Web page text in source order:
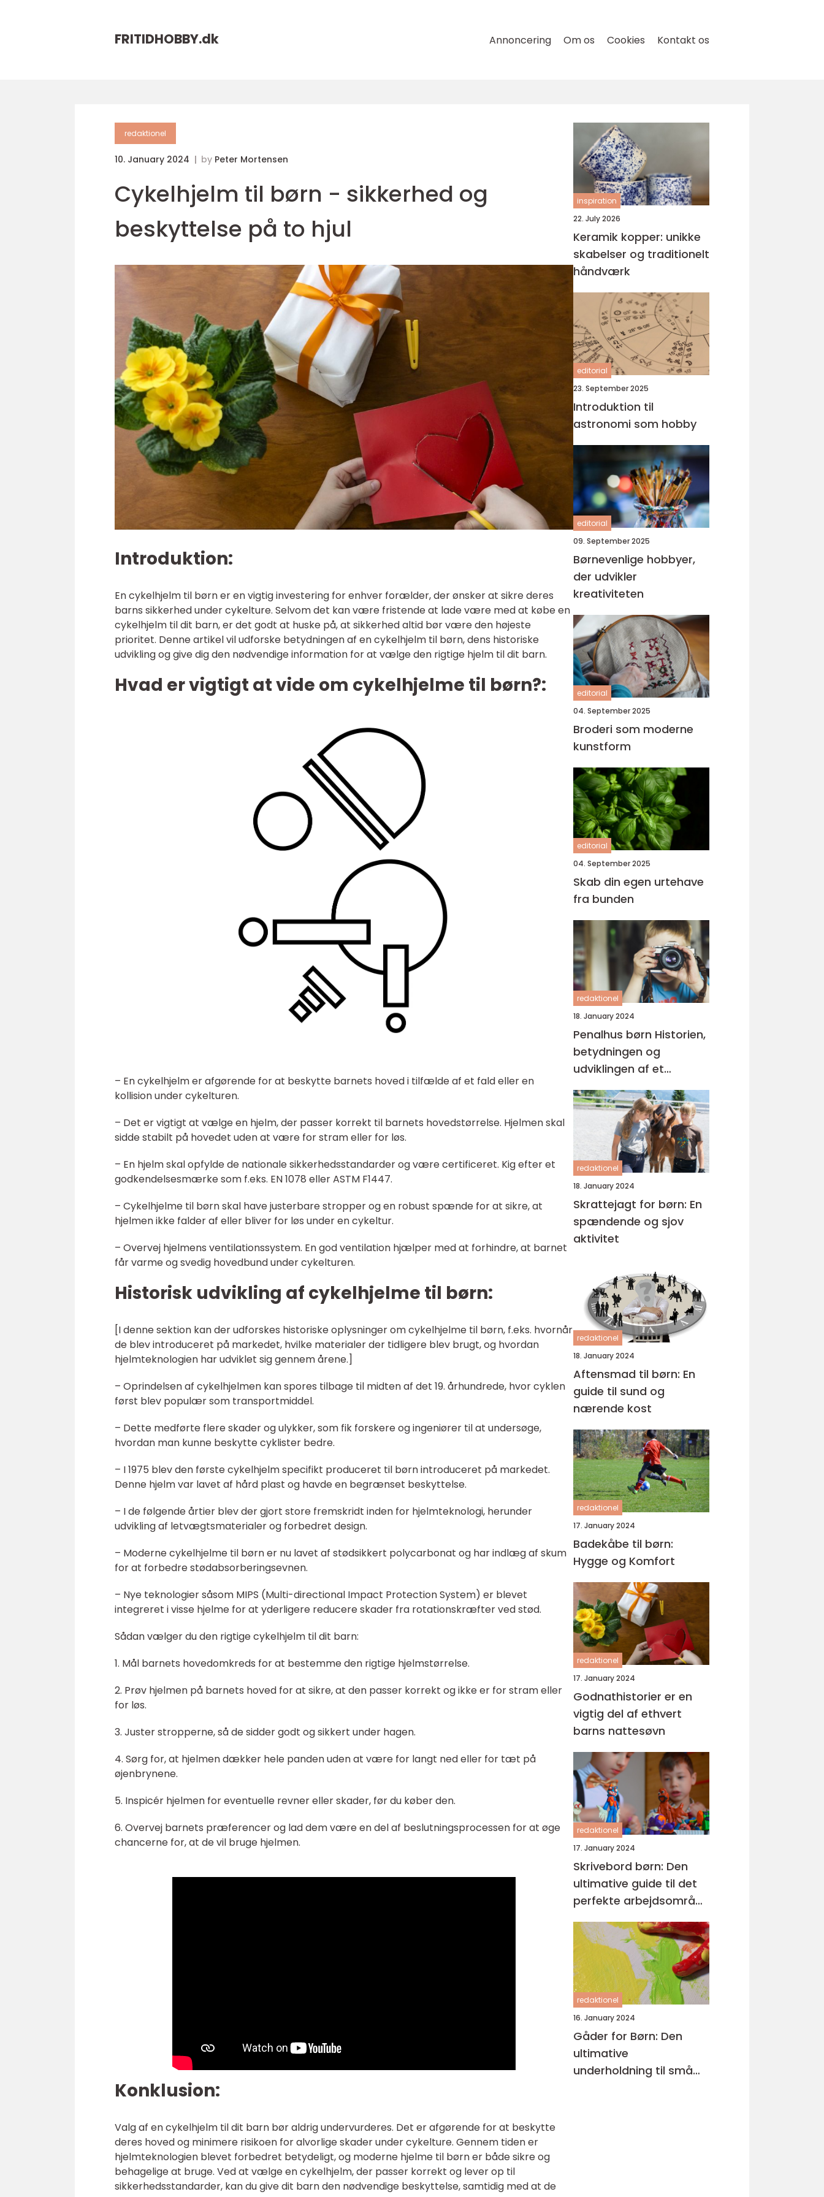
FRITIDHOBBY.dk Annoncering Om os Cookies Kontakt os
redaktionel
10. January 2024 by Peter Mortensen
Cykelhjelm til børn - sikkerhed og
beskyttelse på to hjul
Introduktion:
En cykelhjelm til børn er en vigtig investering for enhver forælder, der ønsker at sikre deres
barns sikkerhed under cykelture. Selvom det kan være fristende at lade være med at købe en
cykelhjelm til dit barn, er det godt at huske på, at sikkerhed altid bør være den højeste
prioritet. Denne artikel vil udforske betydningen af en cykelhjelm til børn, dens historiske
udvikling og give dig den nødvendige information for at vælge den rigtige hjelm til dit barn.
Hvad er vigtigt at vide om cykelhjelme til børn?:
– En cykelhjelm er afgørende for at beskytte barnets hoved i tilfælde af et fald eller en
kollision under cykelturen.
– Det er vigtigt at vælge en hjelm, der passer korrekt til barnets hovedstørrelse. Hjelmen skal
sidde stabilt på hovedet uden at være for stram eller for løs.
– En hjelm skal opfylde de nationale sikkerhedsstandarder og være certificeret. Kig efter et
godkendelsesmærke som f.eks. EN 1078 eller ASTM F1447.
– Cykelhjelme til børn skal have justerbare stropper og en robust spænde for at sikre, at
hjelmen ikke falder af eller bliver for løs under en cykeltur.
– Overvej hjelmens ventilationssystem. En god ventilation hjælper med at forhindre, at barnet
får varme og svedig hovedbund under cykelturen.
Historisk udvikling af cykelhjelme til børn:
[I denne sektion kan der udforskes historiske oplysninger om cykelhjelme til børn, f.eks. hvornår
de blev introduceret på markedet, hvilke materialer der tidligere blev brugt, og hvordan
hjelmteknologien har udviklet sig gennem årene.]
– Oprindelsen af cykelhjelmen kan spores tilbage til midten af det 19. århundrede, hvor cyklen
først blev populær som transportmiddel.
– Dette medførte flere skader og ulykker, som fik forskere og ingeniører til at undersøge,
hvordan man kunne beskytte cyklister bedre.
– I 1975 blev den første cykelhjelm specifikt produceret til børn introduceret på markedet.
Denne hjelm var lavet af hård plast og havde en begrænset beskyttelse.
– I de følgende årtier blev der gjort store fremskridt inden for hjelmteknologi, herunder
udvikling af letvægtsmaterialer og forbedret design.
– Moderne cykelhjelme til børn er nu lavet af stødsikkert polycarbonat og har indlæg af skum
for at forbedre stødabsorberingsevnen.
– Nye teknologier såsom MIPS (Multi-directional Impact Protection System) er blevet
integreret i visse hjelme for at yderligere reducere skader fra rotationskræfter ved stød.
Sådan vælger du den rigtige cykelhjelm til dit barn:
1. Mål barnets hovedomkreds for at bestemme den rigtige hjelmstørrelse.
2. Prøv hjelmen på barnets hoved for at sikre, at den passer korrekt og ikke er for stram eller
for løs.
3. Juster stropperne, så de sidder godt og sikkert under hagen.
4. Sørg for, at hjelmen dækker hele panden uden at være for langt ned eller for tæt på
øjenbrynene.
5. Inspicér hjelmen for eventuelle revner eller skader, før du køber den.
6. Overvej barnets præferencer og lad dem være en del af beslutningsprocessen for at øge
chancerne for, at de vil bruge hjelmen.
Konklusion:
Valg af en cykelhjelm til dit barn bør aldrig undervurderes. Det er afgørende for at beskytte
deres hoved og minimere risikoen for alvorlige skader under cykelture. Gennem tiden er
hjelmteknologien blevet forbedret betydeligt, og moderne hjelme til børn er både sikre og
behagelige at bruge. Ved at vælge en cykelhjelm, der passer korrekt og lever op til
sikkerhedsstandarder, kan du give dit barn den nødvendige beskyttelse, samtidig med at de
inspiration
22. July 2026
Keramik kopper: unikke
skabelser og traditionelt
håndværk
editorial
23. September 2025
Introduktion til
astronomi som hobby
editorial
09. September 2025
Børnevenlige hobbyer,
der udvikler
kreativiteten
editorial
04. September 2025
Broderi som moderne
kunstform
editorial
04. September 2025
Skab din egen urtehave
fra bunden
redaktionel
18. January 2024
Penalhus børn Historien,
betydningen og
udviklingen af et
essentielt skriveværktøj
redaktionel
18. January 2024
Skrattejagt for børn: En
spændende og sjov
aktivitet
redaktionel
18. January 2024
Aftensmad til børn: En
guide til sund og
nærende kost
redaktionel
17. January 2024
Badekåbe til børn:
Hygge og Komfort
redaktionel
17. January 2024
Godnathistorier er en
vigtig del af ethvert
barns nattesøvn
redaktionel
17. January 2024
Skrivebord børn: Den
ultimative guide til det
perfekte arbejdsområde
for børn
redaktionel
16. January 2024
Gåder for Børn: Den
ultimative
underholdning til små